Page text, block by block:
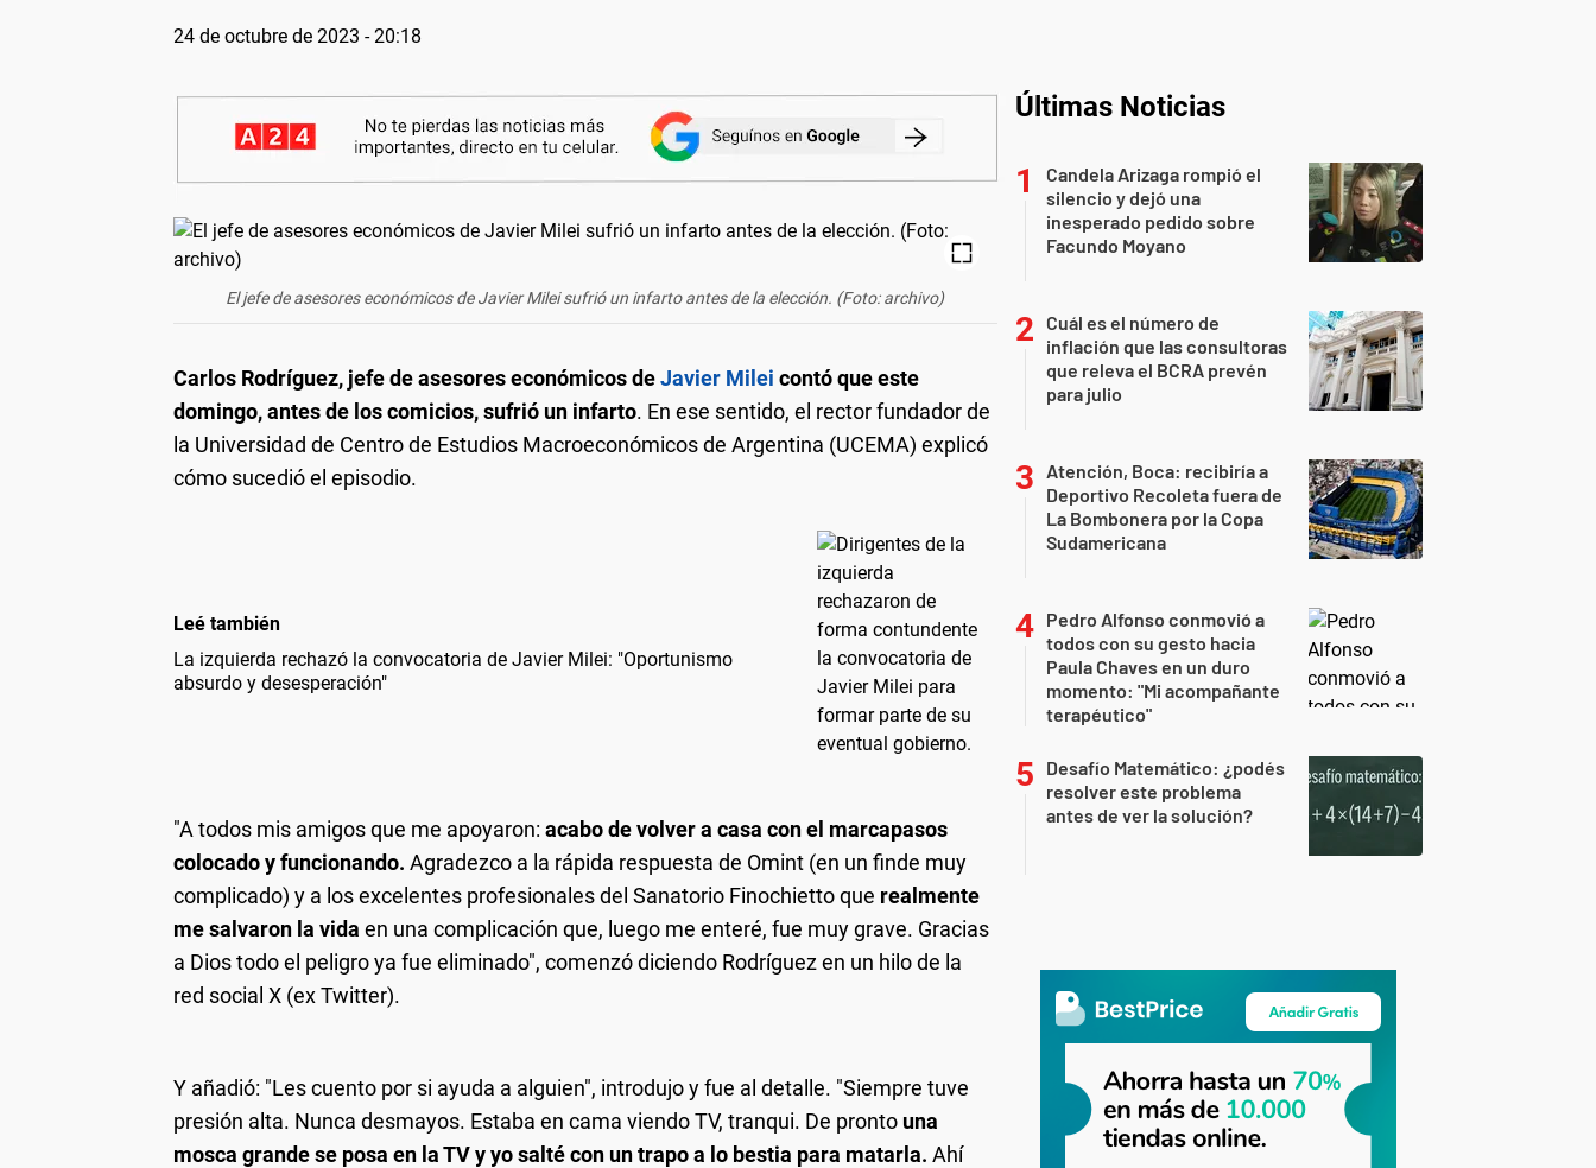
24 de octubre de 2023 - 20:18
El jefe de asesores económicos de Javier Milei sufrió un infarto antes de la elección. (Foto: archivo)
Carlos Rodríguez, jefe de asesores económicos deJavier Milei contó que este
domingo, antes de los comicios, sufrió un infarto. En ese sentido, el rector fundador de
la Universidad de Centro de Estudios Macroeconómicos de Argentina (UCEMA) explicó
cómo sucedió el episodio.
Leé también
La izquierda rechazó la convocatoria de Javier Milei: "Oportunismo
absurdo y desesperación"
"A todos mis amigos que me apoyaron: acabo de volver a casa con el marcapasos
colocadoy funcionando. Agradezco a la rápida respuesta de Omint (en un finde muy
complicado) y a los excelentes profesionales del Sanatorio Finochietto que realmente
me salvaron la vida en una complicación que, luego me enteré, fue muy grave. Gracias
a Dios todo el peligro ya fue eliminado", comenzó diciendo Rodríguez en un hilo de la
red social X (ex Twitter).
Y añadió: "Les cuento por si ayuda a alguien", introdujo y fue al detalle. "Siempre tuve
presión alta. Nunca desmayos. Estaba en cama viendo TV, tranqui. De pronto una
mosca grande se posa en la TV y yo salté con un trapo a lo bestia para matarla. Ahí
Últimas Noticias
Candela Arizaga rompió el
silencio y dejó una
inesperado pedido sobre
Facundo Moyano
Cuál es el número de
inflación que las consultoras
que releva el BCRA prevén
para julio
Atención, Boca: recibiría a
Deportivo Recoleta fuera de
La Bombonera por la Copa
Sudamericana
Pedro Alfonso conmovió a
todos con su gesto hacia
Paula Chaves en un duro
momento: "Mi acompañante
terapéutico"
Desafío Matemático: ¿podés
resolver este problema
antes de ver la solución?